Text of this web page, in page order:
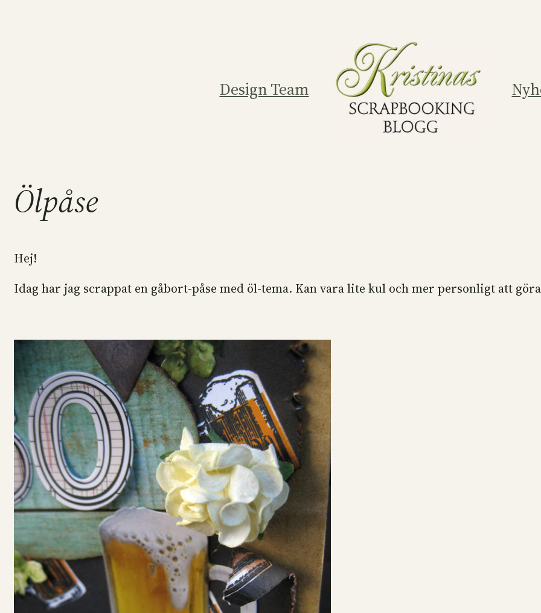
Design Team
Ölpåse
Hej!
Idag har jag scrappat en gåbort-påse med öl-tema. Kan vara lite kul och mer personligt att göra